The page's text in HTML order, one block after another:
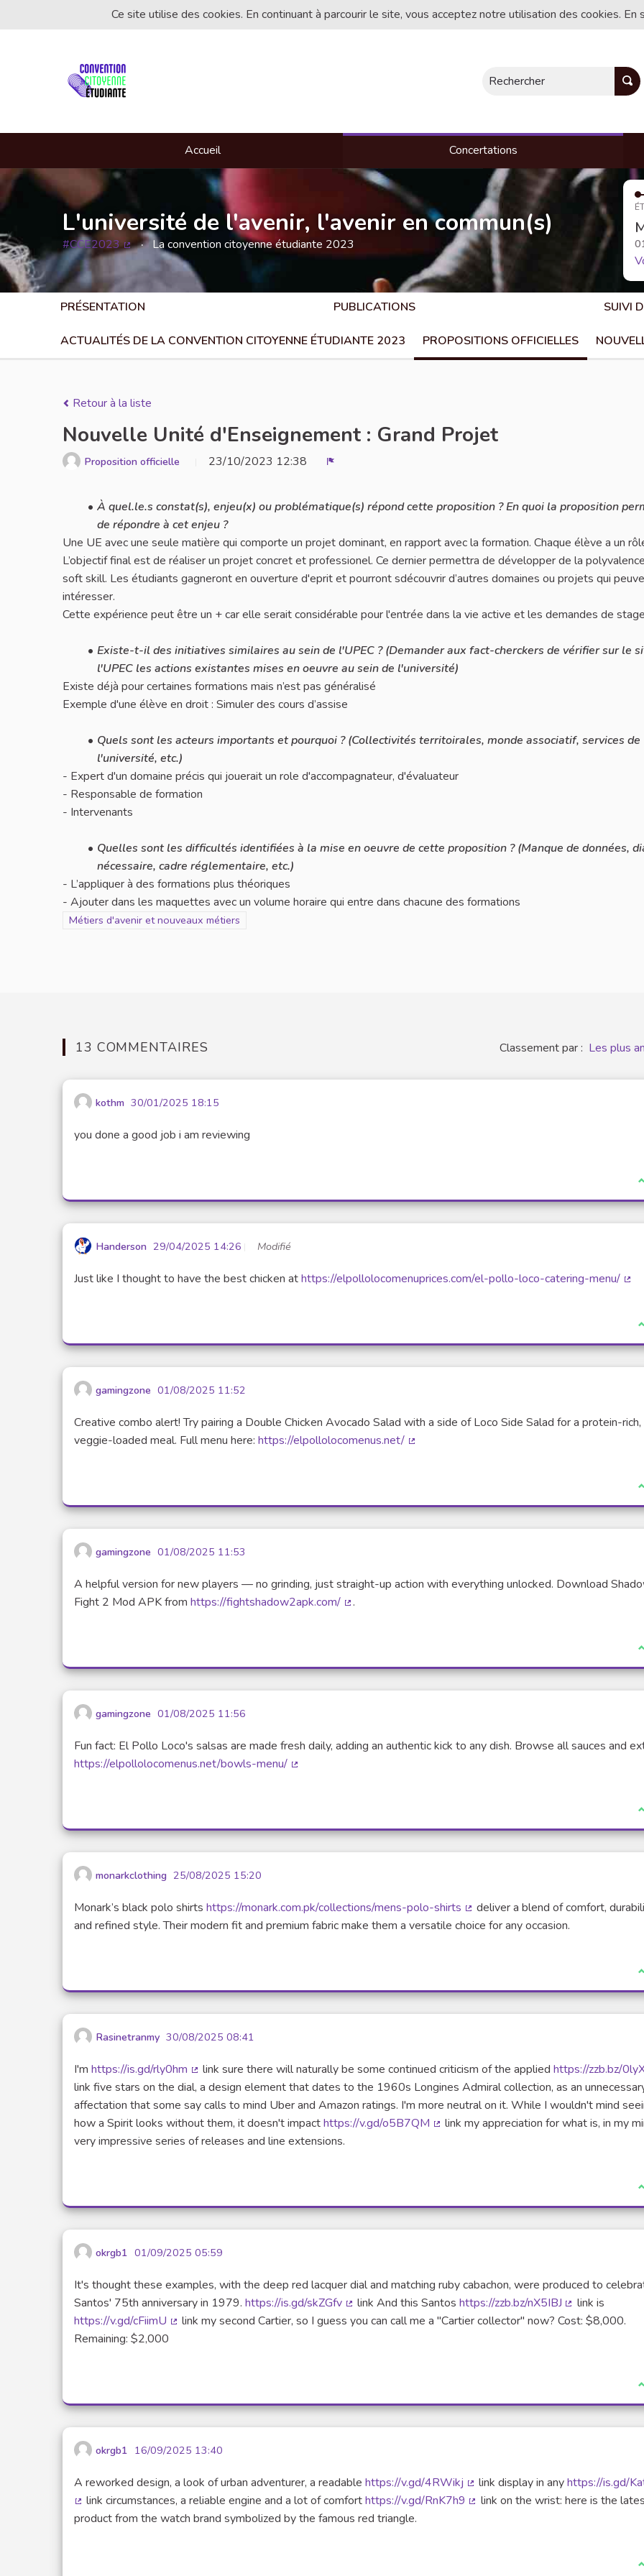
Ce site utilise des cookies. En continuant à parcourir le site, vous acceptez notre utilisation des cookies.
Rechercher
Accueil Concertations
L'université de l'avenir, l'avenir en commun(s)
#CCE2023
(Lien externe)
La convention citoyenne étudiante 2023
PRÉSENTATION PUBLICATIONS SUIVI
ACTUALITÉS DE LA CONVENTION CITOYENNE ÉTUDIANTE 2023 PROPOSITIONS OFFICIELLES
Retour à la liste
Nouvelle Unité d'Enseignement : Grand Projet
Proposition officielle 23/10/2023 12:38
À quel.le.s constat(s), enjeu(x) ou problématique(s) répond cette proposition ? En quoi la proposition
de répondre à cet enjeu ?
Une UE avec une seule matière qui comporte un projet dominant, en rapport avec la formation. Chaque élève a un
L’objectif final est de réaliser un projet concret et professionel. Ce dernier permettra de développer de la
soft skill. Les étudiants gagneront en ouverture d'eprit et pourront sdécouvrir d’autres domaines ou projets qui
intéresser.
Cette expérience peut être un + car elle serait considérable pour l'entrée dans la vie active et les demandes de
Existe-t-il des initiatives similaires au sein de l'UPEC ? (Demander aux fact-cherckers de vérifier sur le
l'UPEC les actions existantes mises en oeuvre au sein de l'université)
Existe déjà pour certaines formations mais n’est pas généralisé
Exemple d'une élève en droit : Simuler des cours d’assise
Quels sont les acteurs importants et pourquoi ? (Collectivités territoirales, monde associatif, services de
l'université, etc.)
- Expert d'un domaine précis qui jouerait un role d'accompagnateur, d'évaluateur
- Responsable de formation
- Intervenants
Quelles sont les difficultés identifiées à la mise en oeuvre de cette proposition ? (Manque de données,
nécessaire, cadre réglementaire, etc.)
- L’appliquer à des formations plus théoriques
- Ajouter dans les maquettes avec un volume horaire qui entre dans chacune des formations
Filtrer les résultats pour le secteur : Métiers d'avenir et nouveaux métiers
Métiers d'avenir et nouveaux métiers
13 COMMENTAIRES Classement par : Les plus
kothm 30/01/2025 18:15
you done a good job i am reviewing
Handerson 29/04/2025 14:26 Modifié
Just like I thought to have the best chicken athttps://elpollolocomenuprices.com/el-pollo-loco-catering-menu/
gamingzone 01/08/2025 11:52
Creative combo alert! Try pairing a Double Chicken Avocado Salad with a side of Loco Side Salad for a protein-rich,
veggie-loaded meal. Full menu here: https://elpollolocomenus.net/
gamingzone 01/08/2025 11:53
A helpful version for new players — no grinding, just straight-up action with everything unlocked. Download
Fight 2 Mod APK from https://fightshadow2apk.com/ .
gamingzone 01/08/2025 11:56
Fun fact: El Pollo Loco's salsas are made fresh daily, adding an authentic kick to any dish. Browse all sauces and
https://elpollolocomenus.net/bowls-menu/
monarkclothing 25/08/2025 15:20
Monark’s black polo shirts https://monark.com.pk/collections/mens-polo-shirts
(Lien externe)
deliver a blend of comfort,
and refined style. Their modern fit and premium fabric make them a versatile choice for any occasion.
Rasinetranmy 30/08/2025 08:41
I'm https://is.gd/rly0hm
(Lien externe)
link sure there will naturally be some continued criticism of the applied https://zzb.bz/
link five stars on the dial, a design element that dates to the 1960s Longines Admiral collection, as an
affectation that some say calls to mind Uber and Amazon ratings. I'm more neutral on it. While I wouldn't mind
how a Spirit looks without them, it doesn't impacthttps://v.gd/o5B7QM
link my appreciation for what is, in my
very impressive series of releases and line extensions.
okrgb1 01/09/2025 05:59
It's thought these examples, with the deep red lacquer dial and matching ruby cabachon, were produced to
Santos' 75th anniversary in 1979. https://is.gd/skZGfv
(Lien externe)
link And this Santos https://zzb.bz/nX5IBJ
(Lien externe)
link is
https://v.gd/cFiimU
link my second Cartier, so I guess you can call me a "Cartier collector" now? Cost: $8,000.
Remaining: $2,000
okrgb1 16/09/2025 13:40
A reworked design, a look of urban adventurer, a readable https://v.gd/4RWikj
(Lien externe)
link display in anyhttps://is.gd/
(Lien externe)
link circumstances, a reliable engine and a lot of comforthttps://v.gd/RnK7h9
link on the wrist: here is the
product from the watch brand symbolized by the famous red triangle.